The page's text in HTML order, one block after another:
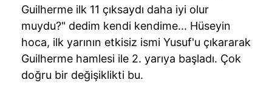
Guilherme ilk 11 çıksaydı daha iyi olur
muydu?" dedim kendi kendime... Hüseyin
hoca, ilk yarının etkisiz ismi Yusuf'u çıkararak
Guilherme hamlesi ile 2. yarıya başladı. Çok
doğru bir değişiklikti bu.